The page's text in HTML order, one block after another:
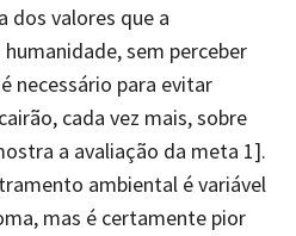
dos valores que a
sem perceber
necessário para evitar
cada vez mais, sobre
a avaliação da meta 1].
ambiental é variável
mas é certamente pior